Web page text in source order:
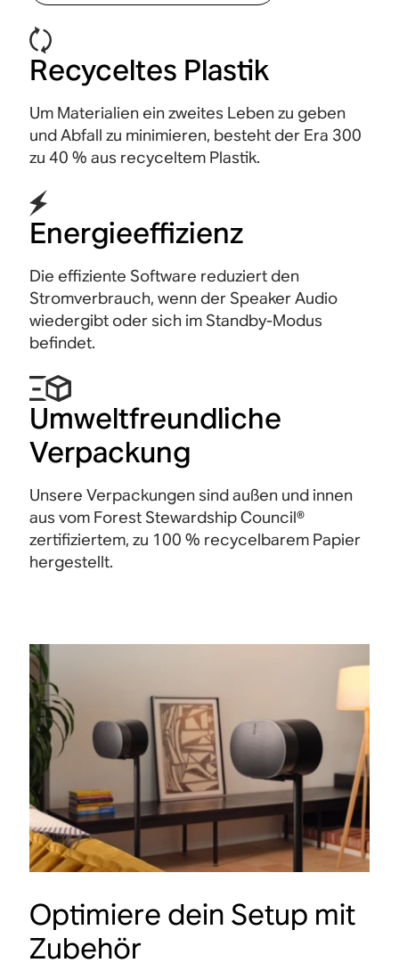
Recyceltes Plastik
Um Materialien ein zweites Leben zu geben
und Abfall zu minimieren, besteht der Era 300
zu 40 % aus recyceltem Plastik.
Energieeffizienz
Die effiziente Software reduziert den
Stromverbrauch, wenn der Speaker Audio
wiedergibt oder sich im Standby-Modus
befindet.
Umweltfreundliche
Verpackung
Unsere Verpackungen sind außen und innen
aus vom Forest Stewardship Council®
zertifiziertem, zu 100 % recycelbarem Papier
hergestellt.
Optimiere dein Setup mit
Zubehör